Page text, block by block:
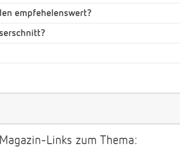
empfehelenswert?
Magazin-Links zum Thema: